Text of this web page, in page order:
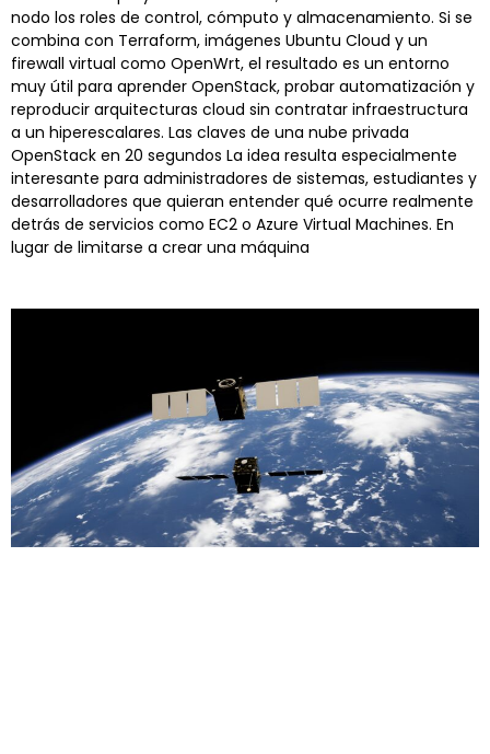
nodo los roles de control, cómputo y almacenamiento. Si se
combina con Terraform, imágenes Ubuntu Cloud y un
firewall virtual como OpenWrt, el resultado es un entorno
muy útil para aprender OpenStack, probar automatización y
reproducir arquitecturas cloud sin contratar infraestructura
a un hiperescalares. Las claves de una nube privada
OpenStack en 20 segundos La idea resulta especialmente
interesante para administradores de sistemas, estudiantes y
desarrolladores que quieran entender qué ocurre realmente
detrás de servicios como EC2 o Azure Virtual Machines. En
lugar de limitarse a crear una máquina